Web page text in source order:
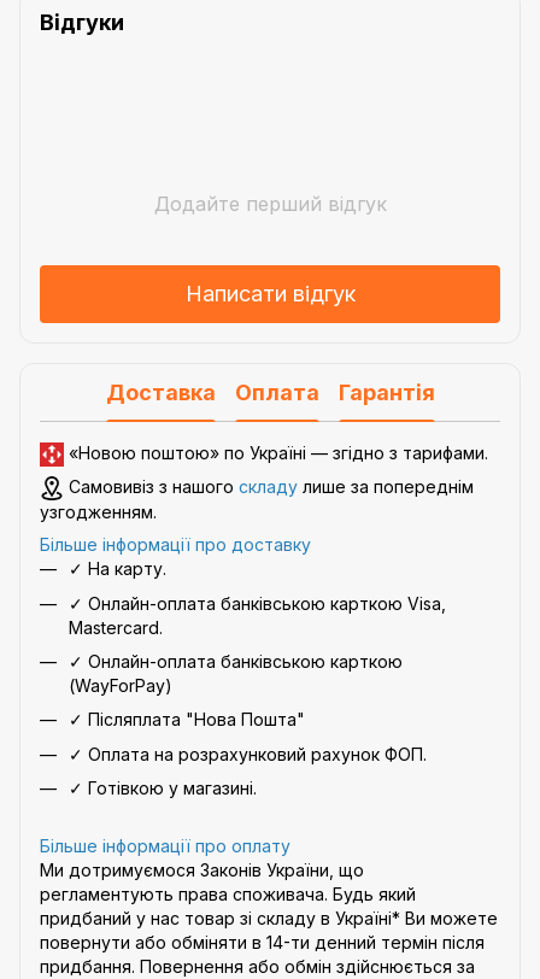
Відгуки
Додайте перший відгук
Написати відгук
Доставка Оплата Гарантія
«Новою поштою» по Україні — згідно з тарифами.
Самовивіз з нашого складу лише за попереднім
узгодженням.
Більше інформації про доставку
✓ На карту.
✓ Онлайн-оплата банківською карткою Visa,
Mastercard.
✓ Онлайн-оплата банківською карткою
(WayForPay)
✓ Післяплата "Нова Пошта"
✓ Оплата на розрахунковий рахунок ФОП.
✓ Готівкою у магазині.
Більше інформації про оплату
Ми дотримуємося Законів України, що
регламентують права споживача. Будь який
придбаний у нас товар зі складу в Україні* Ви можете
повернути або обміняти в 14-ти денний термін після
придбання. Повернення або обмін здійснюється за